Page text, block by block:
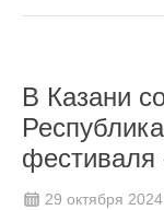
В Казани
29 октября 2024